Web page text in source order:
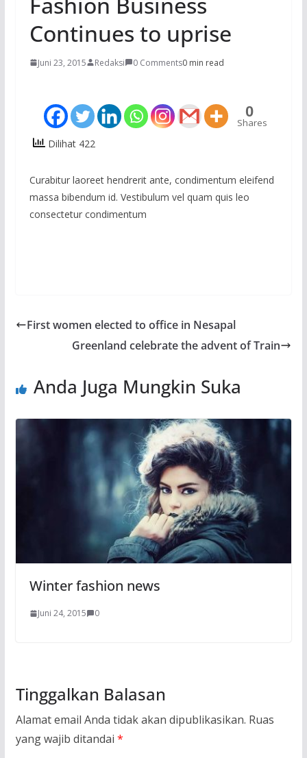
Continues to uprise
Juni 23, 2015 Redaksi 0 Comments0 min read
0
Shares
Dilihat 422
Curabitur laoreet hendrerit ante, condimentum eleifend
massa bibendum id. Vestibulum vel quam quis leo
consectetur condimentum
First women elected to office in Nesapal
Greenland celebrate the advent of Train
Anda Juga Mungkin Suka
Winter fashion news
Juni 24, 2015 0
Tinggalkan Balasan
Alamat email Anda tidak akan dipublikasikan. Ruas
yang wajib ditandai *